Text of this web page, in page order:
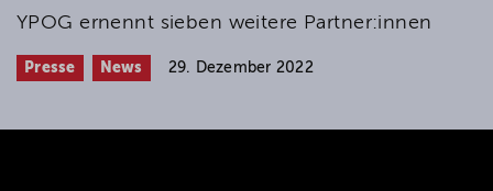
YPOG ernennt sieben weitere Partner:innen
Presse News 29. Dezember 2022